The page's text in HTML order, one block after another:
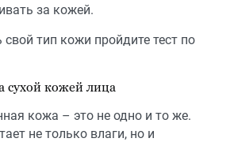
за кожей.
тип кожи пройдите тест по
сухой кожей лица
кожа – это не одно и то же.
не только влаги, но и